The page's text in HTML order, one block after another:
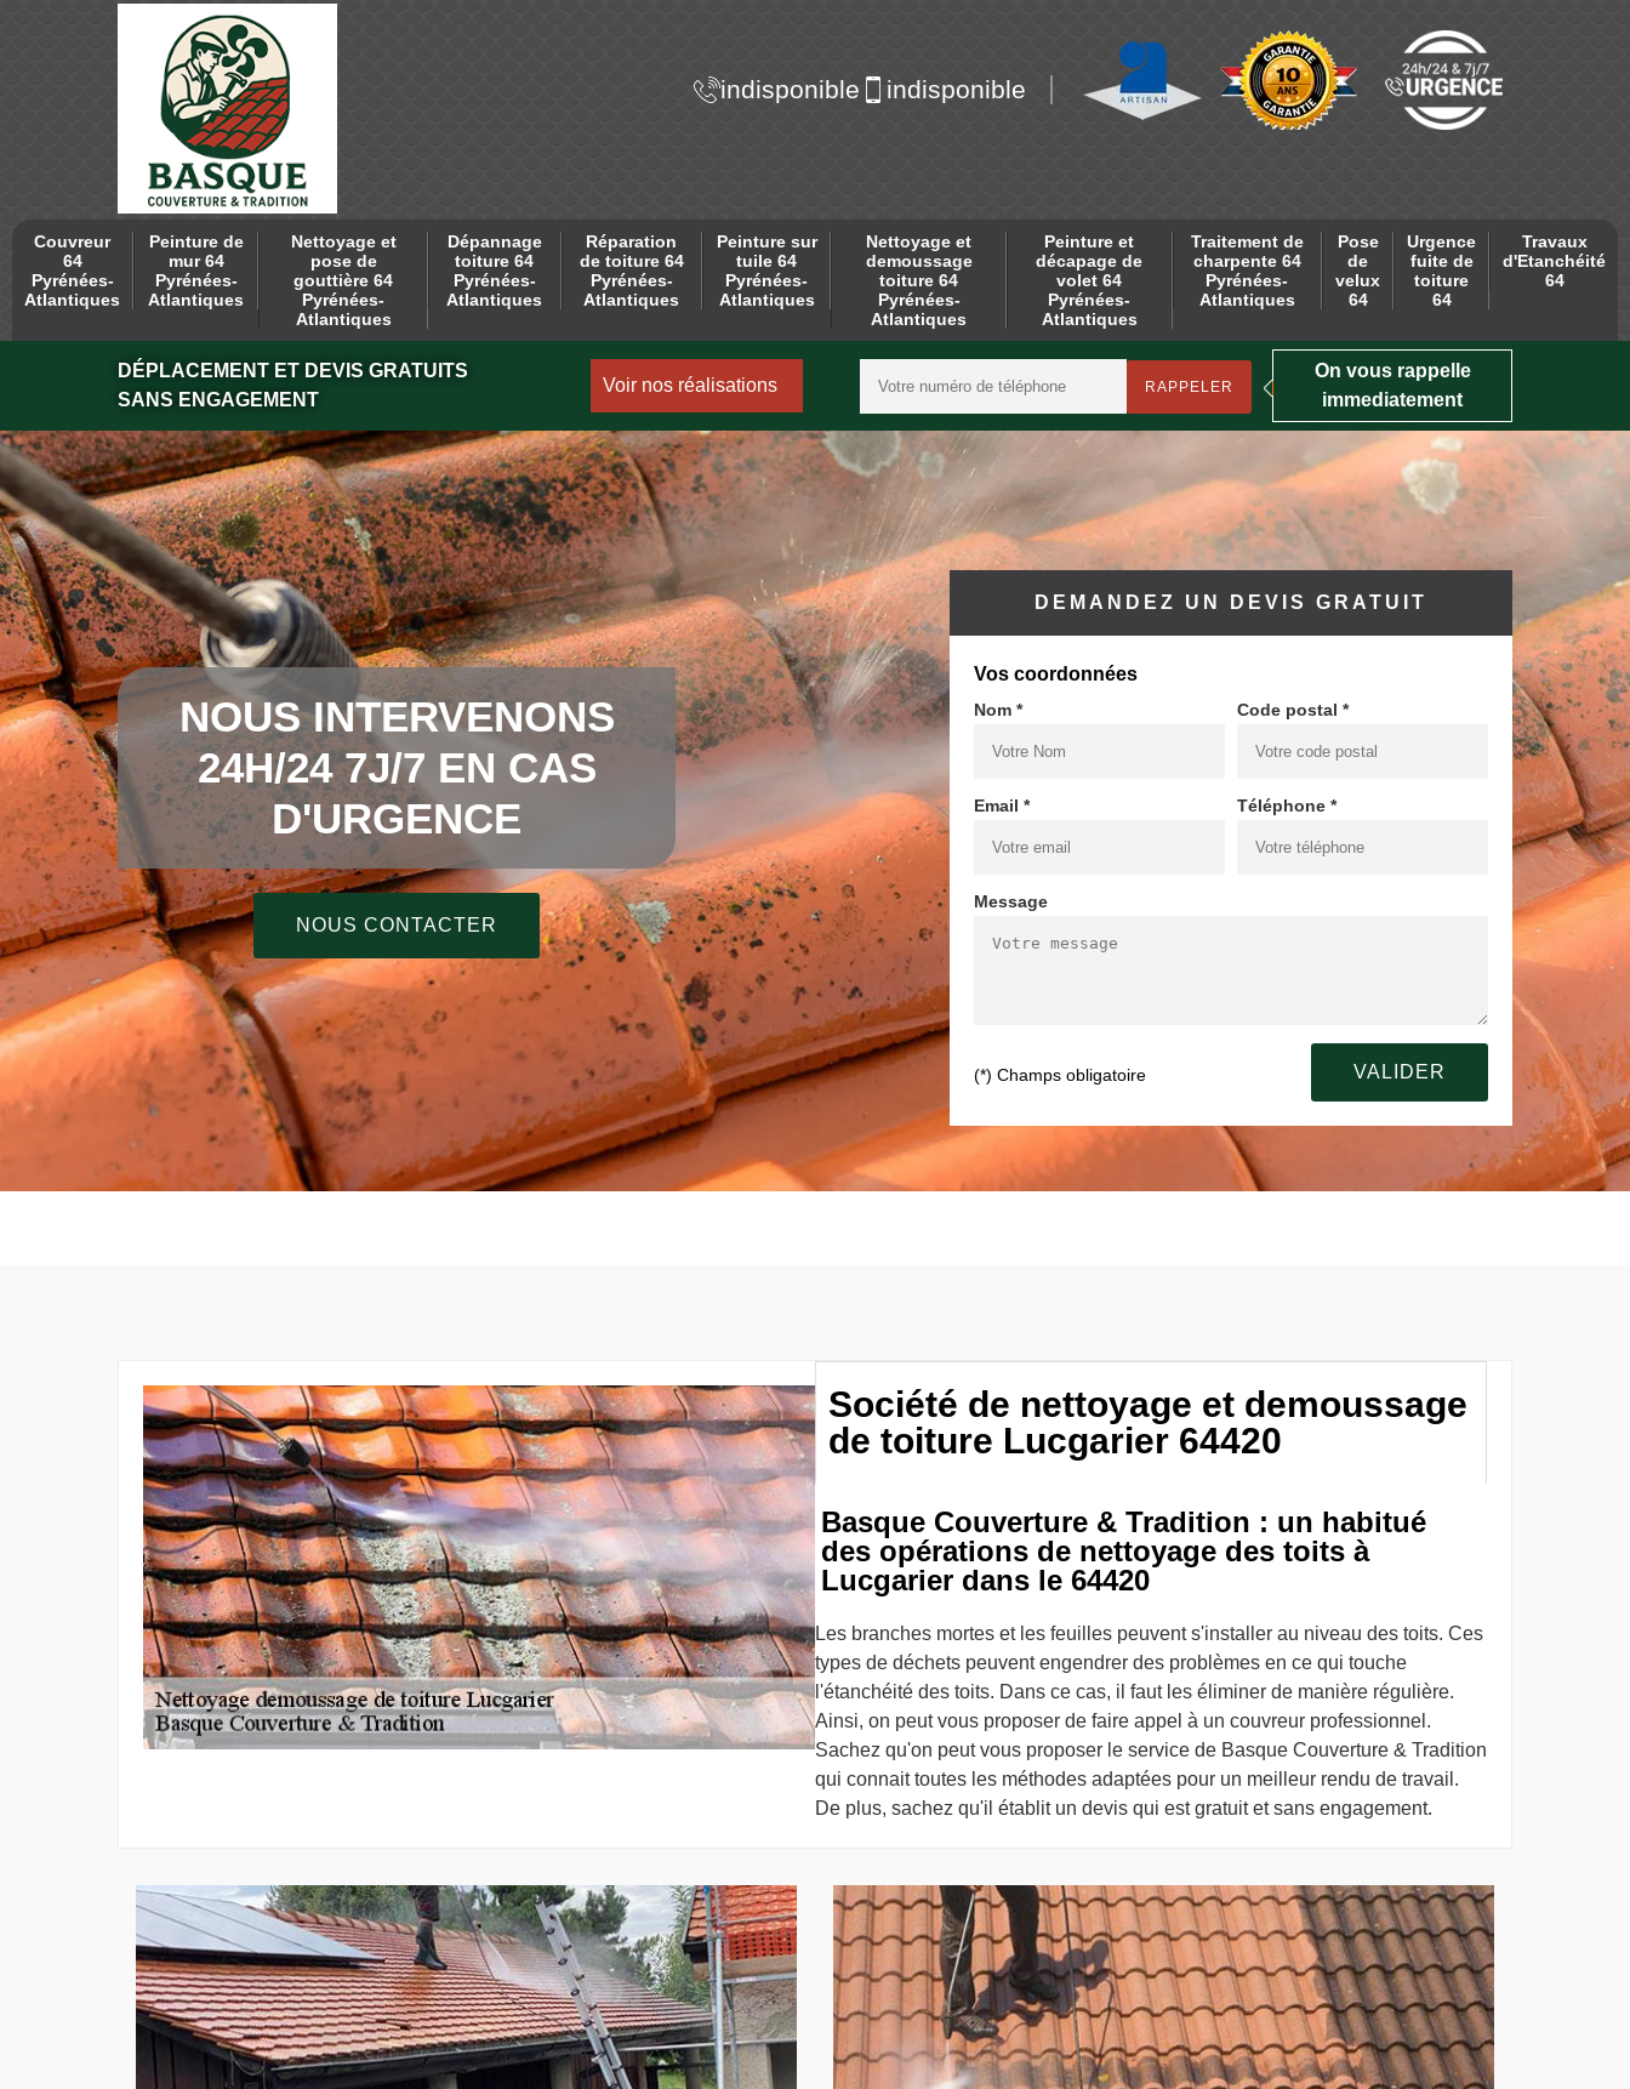
indisponible indisponible
Couvreur
64
Pyrénées-
Atlantiques
Peinture de
mur 64
Pyrénées-
Atlantiques
Nettoyage et
pose de
gouttière 64
Pyrénées-
Atlantiques
Dépannage
toiture 64
Pyrénées-
Atlantiques
Réparation
de toiture 64
Pyrénées-
Atlantiques
Peinture sur
tuile 64
Pyrénées-
Atlantiques
Nettoyage et
demoussage
toiture 64
Pyrénées-
Atlantiques
Peinture et
décapage de
volet 64
Pyrénées-
Atlantiques
Traitement de
charpente 64
Pyrénées-
Atlantiques
Pose
de
velux
64
Urgence
fuite de
toiture
64
Travaux
d'Etanchéité
64
DÉPLACEMENT ET DEVIS GRATUITS
SANS ENGAGEMENT
Voir nos réalisations
On vous rappelle
immediatement
NOUS INTERVENONS
24H/24 7J/7 EN CAS
D'URGENCE
NOUS CONTACTER
DEMANDEZ UN DEVIS GRATUIT
Vos coordonnées
Nom * Code postal *
Email * Téléphone *
Message
(*) Champs obligatoire
Société de nettoyage et demoussage
de toiture Lucgarier 64420
Basque Couverture & Tradition : un habitué
des opérations de nettoyage des toits à
Lucgarier dans le 64420
Les branches mortes et les feuilles peuvent s'installer au niveau des toits. Ces
types de déchets peuvent engendrer des problèmes en ce qui touche
l'étanchéité des toits. Dans ce cas, il faut les éliminer de manière régulière.
Ainsi, on peut vous proposer de faire appel à un couvreur professionnel.
Sachez qu'on peut vous proposer le service de Basque Couverture & Tradition
qui connait toutes les méthodes adaptées pour un meilleur rendu de travail.
De plus, sachez qu'il établit un devis qui est gratuit et sans engagement.